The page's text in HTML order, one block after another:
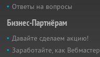
Ответы на вопросы
Бизнес-Партнёрам
Давайте сделаем акцию!
Заработайте, как Вебмастер